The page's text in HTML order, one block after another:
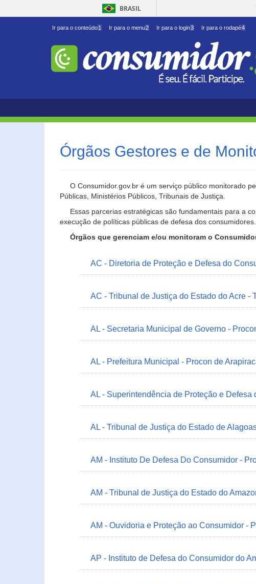
BRASIL
Ir para o conteúdo1 Ir para o menu2 Ir para o login3 Ir para o rodapé4
Órgãos Gestores e de
O Consumidor.gov.br é um serviço público monitorado
Públicas, Ministérios Públicos, Tribunais de Justiça.
Essas parcerias estratégicas são fundamentais para a
execução de políticas públicas de defesa dos consumidores.
Órgãos que gerenciam e/ou monitoram o
AC - Diretoria de Proteção e Defesa do
AC - Tribunal de Justiça do Estado do Acre -
AL - Secretaria Municipal de Governo -
AL - Prefeitura Municipal - Procon de
AL - Superintendência de Proteção e
AL - Tribunal de Justiça do Estado de
AM - Instituto De Defesa Do Consumidor -
AM - Tribunal de Justiça do Estado do
AM - Ouvidoria e Proteção ao Consumidor -
AP - Instituto de Defesa do Consumidor do